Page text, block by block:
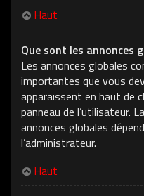
Haut
Que sont les annonces
Les annonces globales
importantes que vous
apparaissent en haut de
panneau de l’utilisateur.
annonces globales
l’administrateur.
Haut